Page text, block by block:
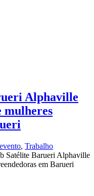
Alphaville
mulheres
evento, Trabalho
Satélite Barueri Alphaville
em Barueri